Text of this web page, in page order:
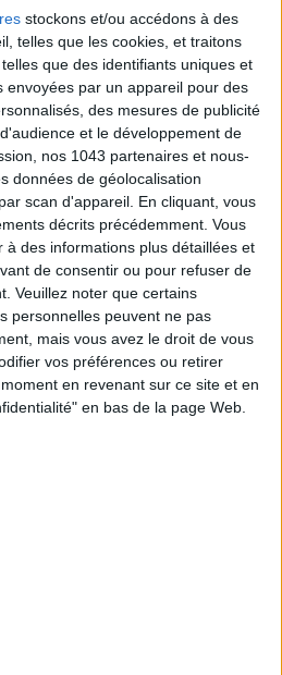
stockons et/ou accédons à des
telles que les cookies, et traitons
que des identifiants uniques et
envoyées par un appareil pour des
des mesures de publicité
et le développement de
nos 1043 partenaires et nous-
données de géolocalisation
scan d'appareil. En cliquant, vous
décrits précédemment. Vous
à des informations plus détaillées et
de consentir ou pour refuser de
Veuillez noter que certains
personnelles peuvent ne pas
mais vous avez le droit de vous
vos préférences ou retirer
en revenant sur ce site et en
en bas de la page Web.
DEVEZ FAIRE À PARIS EN AOÛT